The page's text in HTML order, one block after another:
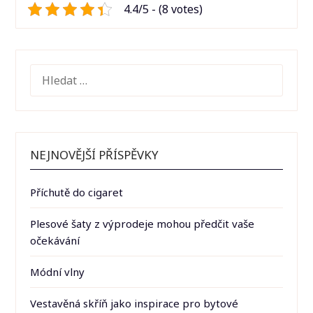
4.4/5 - (8 votes)
NEJNOVĚJŠÍ PŘÍSPĚVKY
Příchutě do cigaret
Plesové šaty z výprodeje mohou předčit vaše
očekávání
Módní vlny
Vestavěná skříň jako inspirace pro bytové